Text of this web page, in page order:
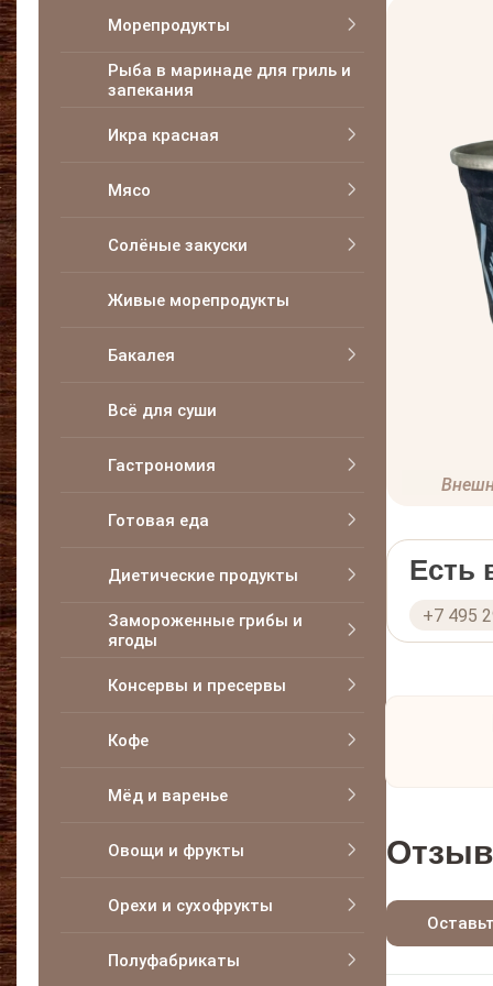
Морепродукты
Рыба в маринаде для гриль и
запекания
Икра красная
Мясо
Солёные закуски
Живые морепродукты
Бакалея
Всё для суши
Гастрономия
Готовая еда
Диетические продукты
Замороженные грибы и
ягоды
Консервы и пресервы
Кофе
Мёд и варенье
Овощи и фрукты
Орехи и сухофрукты
Полуфабрикаты
Есть
+7 495